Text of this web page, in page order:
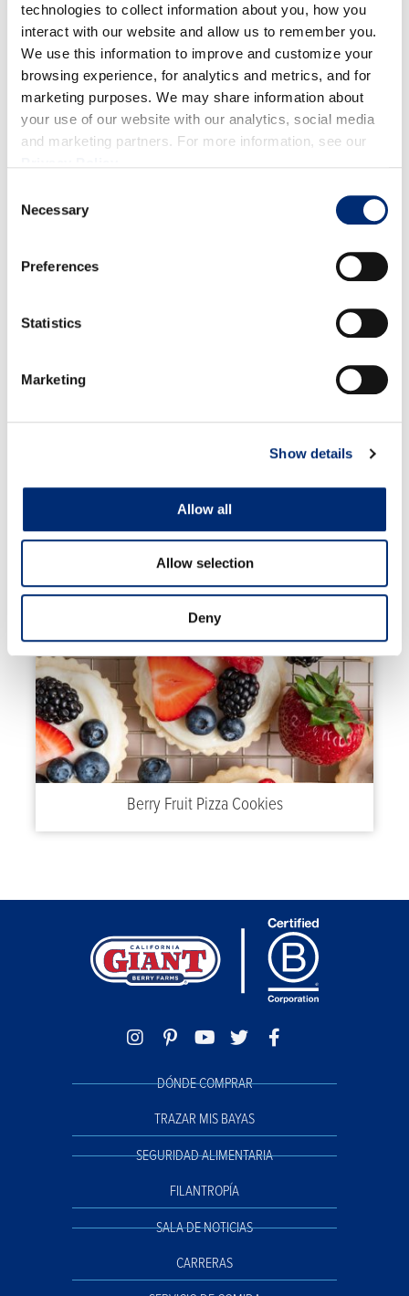
technologies to collect information about you, how you
interact with our website and allow us to remember you.
We use this information to improve and customize your
browsing experience, for analytics and metrics, and for
marketing purposes. We may share information about
your use of our website with our analytics, social media
and marketing partners. For more information, see our
Selection
Necessary
Preferences
Statistics
Marketing
Show details
Allow all
Allow selection
Deny
arándano a cada uno de los pequeños agujeros de
pretzel. Coloque los pretzels en el refrigerador
durante al menos 30 minutos para que se
endurezcan antes de servir. Almacenar en un
recipiente hermético en el refrigerador.
RECETAS RELACIONADAS
High Protein Crepes with Strawberries and
Blueberries
Berry Fruit Pizza Cookies
DÓNDE COMPRAR
TRAZAR MIS BAYAS
SEGURIDAD ALIMENTARIA
FILANTROPÍA
SALA DE NOTICIAS
CARRERAS